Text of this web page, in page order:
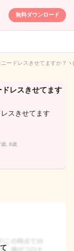
無料ダウンロード
ードレスきせてますか？
レスきせてます
スきせてます
歳, 8歳